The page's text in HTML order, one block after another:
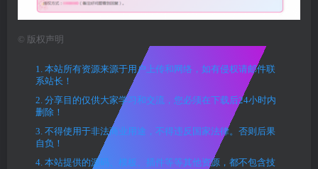
© 版权声明
1. 本站所有资源来源于用户上传和网络，如有侵权请邮件联
系站长！
2. 分享目的仅供大家学习和交流，您必须在下载后24小时内
删除！
3. 不得使用于非法商业用途，不得违反国家法律。否则后果
自负！
4. 本站提供的源码、模板、插件等等其他资源，都不包含技